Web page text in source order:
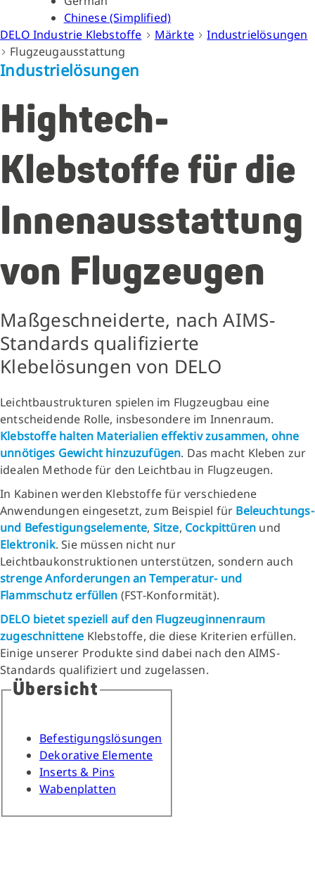
Chinese (Simplified)
DELO Industrie Klebstoffe
Märkte
Industrielösungen
Flugzeugausstattung
Industrielösungen
Hightech-
Klebstoffe für die
Innenausstattung
von Flugzeugen
Maßgeschneiderte, nach AIMS-
Standards qualifizierte
Klebelösungen von DELO
Leichtbaustrukturen spielen im Flugzeugbau eine
entscheidende Rolle, insbesondere im Innenraum.
Klebstoffe halten Materialien effektiv zusammen, ohne
unnötiges Gewicht hinzuzufügen. Das macht Kleben zur
idealen Methode für den Leichtbau in Flugzeugen.
In Kabinen werden Klebstoffe für verschiedene
Anwendungen eingesetzt, zum Beispiel für Beleuchtungs-
und Befestigungselemente, Sitze, Cockpittüren und
Elektronik. Sie müssen nicht nur
Leichtbaukonstruktionen unterstützen, sondern auch
strenge Anforderungen an Temperatur- und
Flammschutz erfüllen (FST-Konformität).
DELO bietet speziell auf den Flugzeuginnenraum
zugeschnittene Klebstoffe, die diese Kriterien erfüllen.
Einige unserer Produkte sind dabei nach den AIMS-
Standards qualifiziert und zugelassen.
Übersicht
Befestigungslösungen
Dekorative Elemente
Inserts & Pins
Wabenplatten